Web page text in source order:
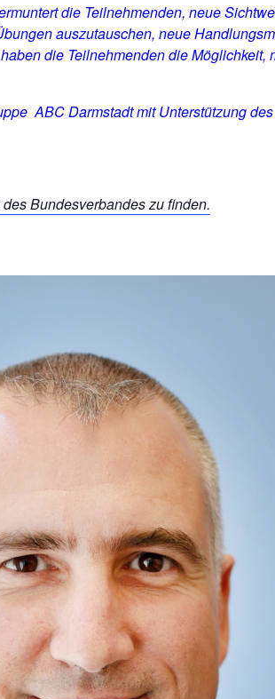
die Teilnehmenden, neue
auszutauschen, neue
die Teilnehmenden die
ABC Darmstadt mit Unterstützung
Bundesverbandes zu finden.